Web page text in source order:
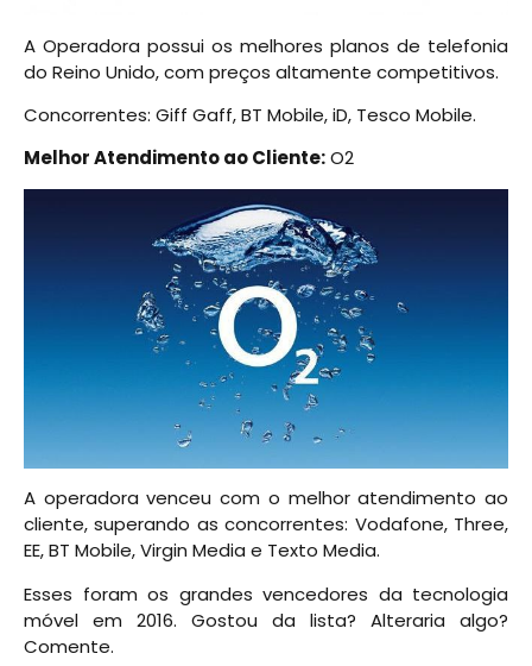
A Operadora possui os melhores planos de telefonia
do Reino Unido, com preços altamente competitivos.
Concorrentes: Giff Gaff, BT Mobile, iD, Tesco Mobile.
Melhor Atendimento ao Cliente:O2
A operadora venceu com o melhor atendimento ao
cliente, superando as concorrentes: Vodafone, Three,
EE, BT Mobile, Virgin Media e Texto Media.
Esses foram os grandes vencedores da tecnologia
móvel em 2016. Gostou da lista? Alteraria algo?
Comente.